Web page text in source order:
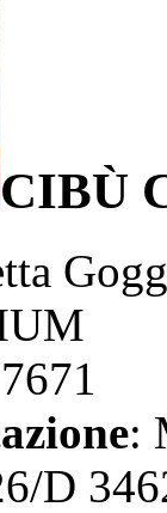
CIBÙ
:
D